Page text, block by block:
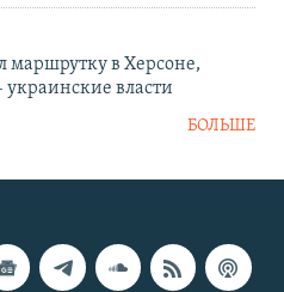
маршрутку в Херсоне,
украинские власти
БОЛЬШЕ